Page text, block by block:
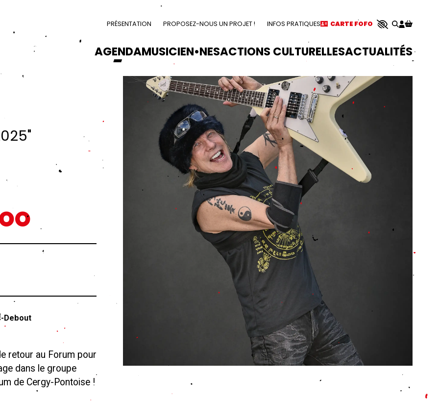
PRÉSENTATION PROPOSEZ-NOUS UN PROJET ! INFOS PRATIQUES CARTE FOFO
AGENDAMUSICIEN•NESACTIONS CULTURELLESACTUALITÉS
Debout
retour au Forum pour
dans le groupe
de Cergy-Pontoise !